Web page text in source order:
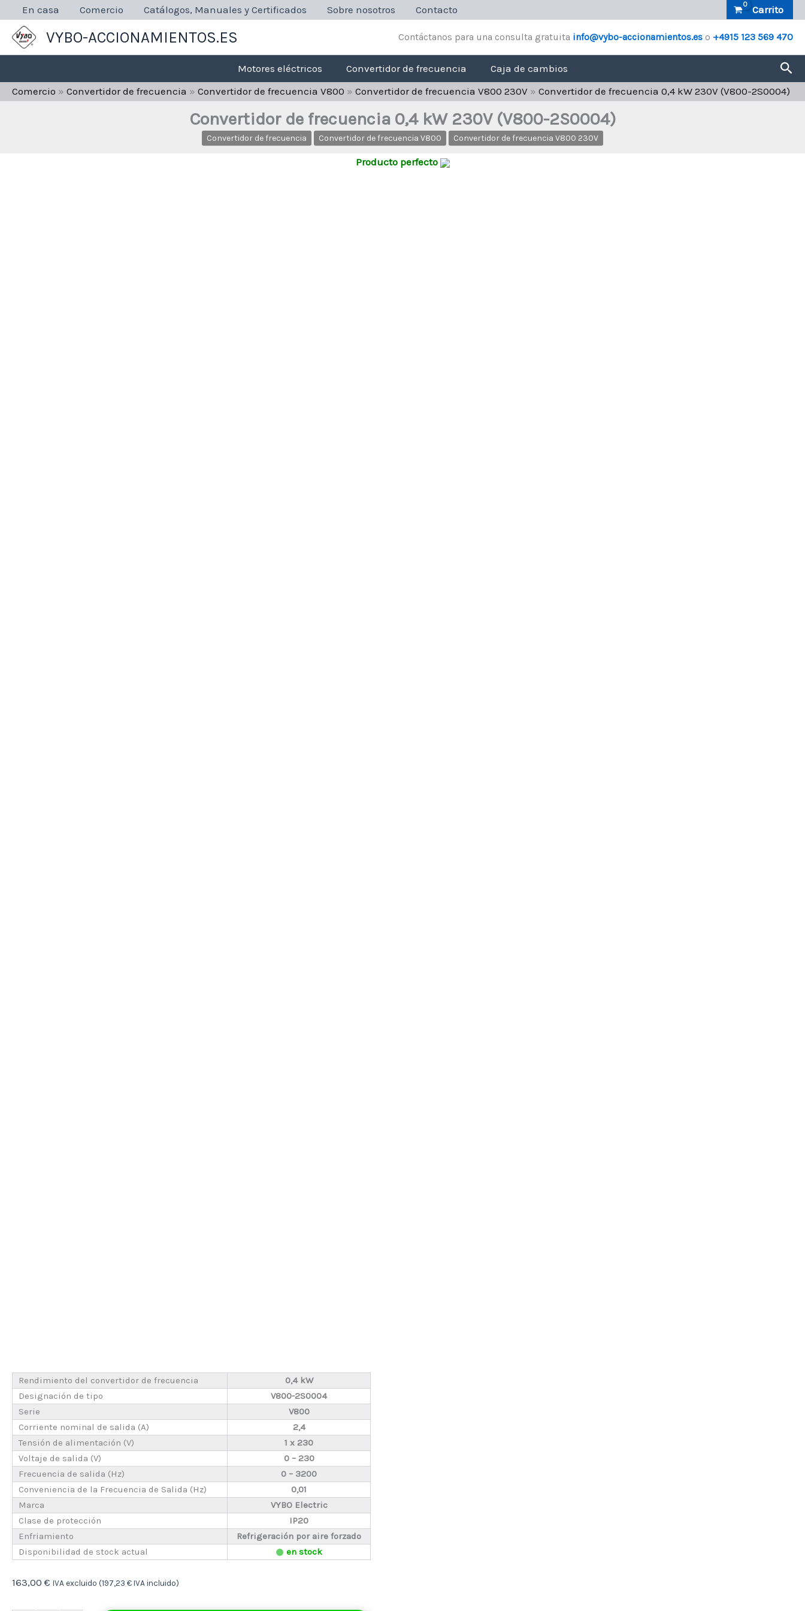
contenido
En casa Comercio Catálogos, Manuales y Certificados Sobre nosotros Contacto Carrito
VYBO-ACCIONAMIENTOS.ES Contáctanos para una consulta gratuita info@vybo-accionamientos.es o +4915 123 569 470
Motores eléctricos Convertidor de frecuencia Caja de cambios
Comercio » Convertidor de frecuencia » Convertidor de frecuencia V800 » Convertidor de frecuencia V800 230V » Convertidor de frecuencia 0,4 kW 230V (V800-2S0004)
Convertidor de frecuencia 0,4 kW 230V (V800-2S0004)
Convertidor de frecuencia Convertidor de frecuencia V800 Convertidor de frecuencia V800 230V
Producto perfecto
Rendimiento del convertidor de frecuencia
0,4 kW
Designación de tipo
V800-2S0004
Serie
V800
Corriente nominal de salida (A)
2,4
Tensión de alimentación (V)
1 x 230
Voltaje de salida (V)
0 – 230
Frecuencia de salida (Hz)
0 – 3200
Conveniencia de la Frecuencia de Salida (Hz)
0,01
Marca
VYBO Electric
Clase de protección
IP20
Enfriamiento
Refrigeración por aire forzado
Disponibilidad de stock actual
en stock
163,00 € IVA excluido (197,23 € IVA incluido)
(V800-